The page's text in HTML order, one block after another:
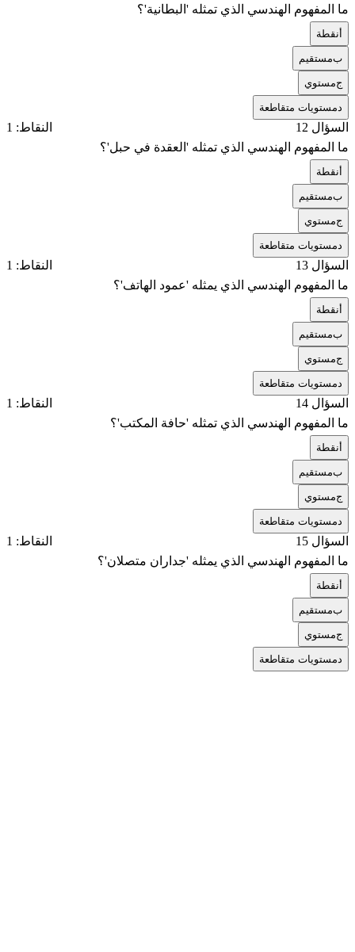
ما المفهوم الهندسي الذي تمثله 'البطانية'؟
نقطة
بمستقيم
جمستوي
مستويات متقاطعة
السؤال 12
النقاط: 1
ما المفهوم الهندسي الذي تمثله 'العقدة في حبل'؟
نقطة
بمستقيم
جمستوي
مستويات متقاطعة
السؤال 13
النقاط: 1
ما المفهوم الهندسي الذي يمثله 'عمود الهاتف'؟
نقطة
بمستقيم
جمستوي
مستويات متقاطعة
السؤال 14
النقاط: 1
ما المفهوم الهندسي الذي تمثله 'حافة المكتب'؟
نقطة
بمستقيم
جمستوي
مستويات متقاطعة
السؤال 15
النقاط: 1
ما المفهوم الهندسي الذي يمثله 'جداران متصلان'؟
نقطة
بمستقيم
جمستوي
مستويات متقاطعة